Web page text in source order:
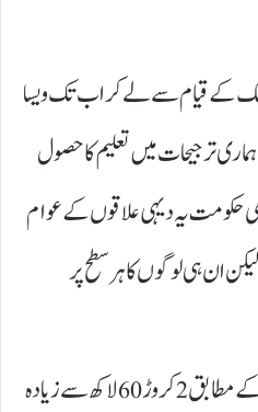
کے قیام سے لے کر اب تک ویسا
ترجیحات میں تعلیم کا حصول
حکومت یہ دیہی علاقوں کے عوام
ان ہی لوگوں کا ہر سطح پر
سروسز اکیڈمی کی پالیسی رپورٹ کے مطابق 2کروڑ 60لاکھ سے زیادہ